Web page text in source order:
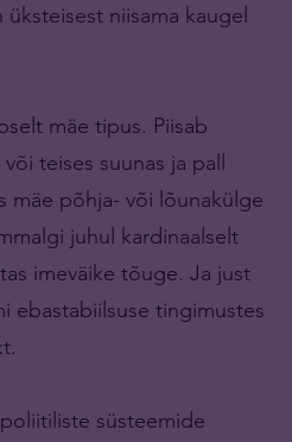
niisama kaugel
mäe tipus. Piisab
teises suunas ja pall
mäe põhja- või lõunakülge
juhul kardinaalselt
imeväike tõuge. Ja just
ebastabiilsuse tingimustes
süsteemide